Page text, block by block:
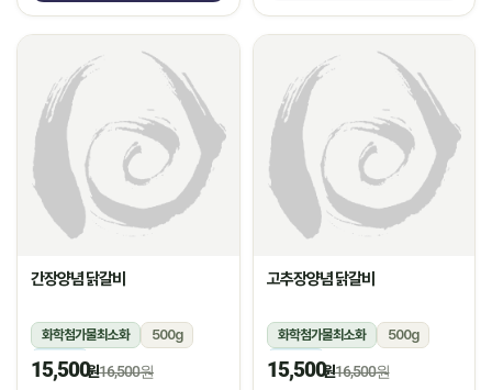
간장양념 닭갈비
화학첨가물최소화
500g
냉장
15,500원16,500원
고추장양념 닭갈비
화학첨가물최소화
500g
냉장
15,500원16,500원